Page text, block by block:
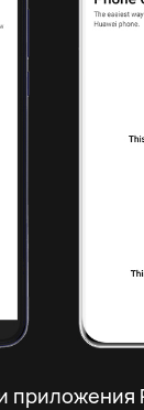
приложения
1
и новый